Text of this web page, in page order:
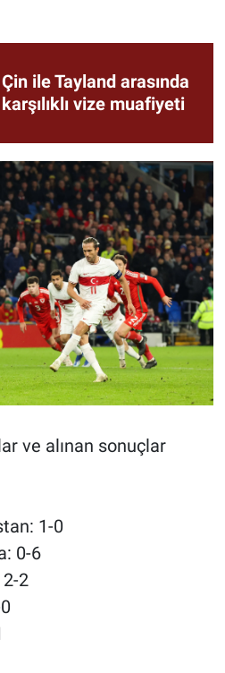
Çin ile Tayland arasında
karşılıklı vize muafiyeti
ve alınan sonuçlar
1-0
0-6
2